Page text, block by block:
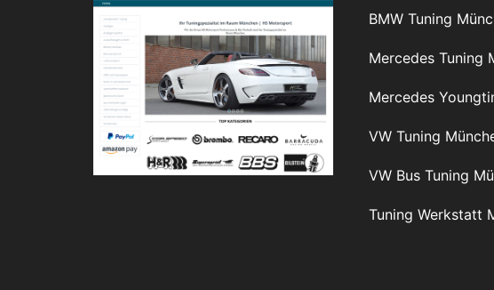
BMW Tuning
Mercedes Tuning
Mercedes
VW Tuning
VW Bus Tuning
Tuning Werkstatt